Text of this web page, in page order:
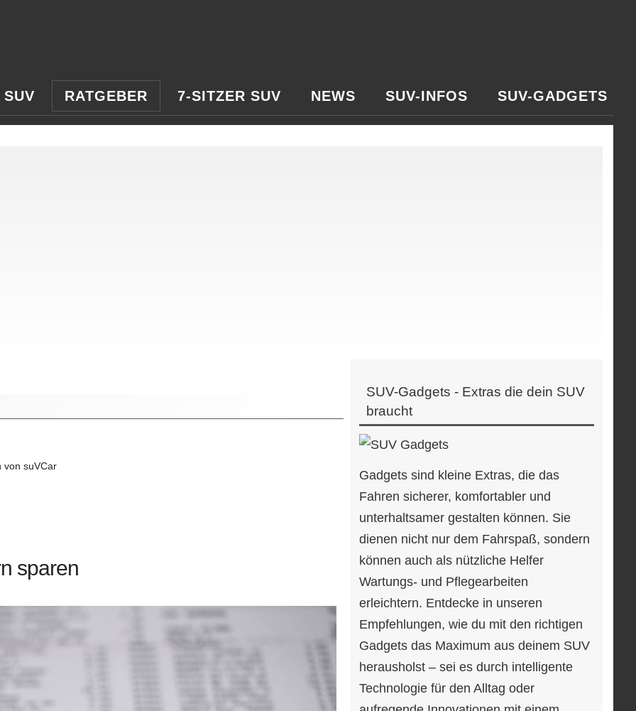
SUV RATGEBER 7-SITZER SUV NEWS SUV-INFOS SUV-GADGETS
von suVCar
sparen
SUV-Gadgets - Extras die dein SUV
braucht
Gadgets sind kleine Extras, die das
Fahren sicherer, komfortabler und
unterhaltsamer gestalten können. Sie
dienen nicht nur dem Fahrspaß, sondern
können auch als nützliche Helfer
Wartungs- und Pflegearbeiten
erleichtern. Entdecke in unseren
Empfehlungen, wie du mit den richtigen
Gadgets das Maximum aus deinem SUV
herausholst – sei es durch intelligente
Technologie für den Alltag oder